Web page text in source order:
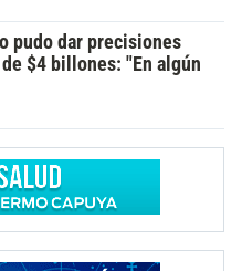
pudo dar precisiones
$4 billones: "En algún